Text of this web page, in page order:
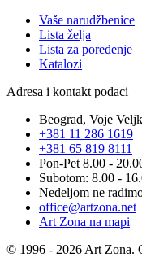
Vaše narudžbenice
Lista želja
Lista za poređenje
Katalozi
Adresa i kontakt podaci
Beograd, Voje
+381 11 286 1619
+381 65 819 8111
Pon-Pet 8.00 -
Subotom: 8.00 -
Nedeljom ne
office@artzona.net
Art Zona na mapi
© 1996 - 2026 Art Zona.